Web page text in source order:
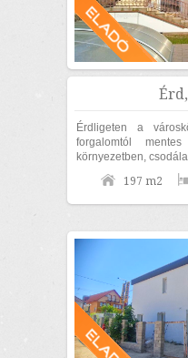
Érdligeten a
forgalomtól
környezetben,
díszkertben, nettó
197 m2